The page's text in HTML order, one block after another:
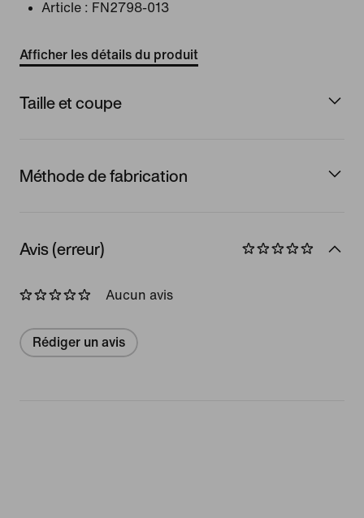
Article : FN2798-013
Afficher les détails du produit
Taille et coupe
Méthode de fabrication
Avis (erreur)
Aucun avis
Rédiger un avis